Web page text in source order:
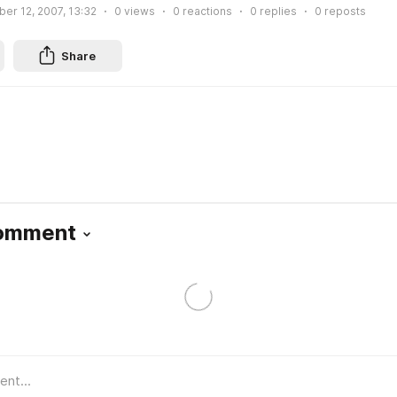
12, 2007, 13:32 0 views 0 reactions 0 replies 0 reposts
Share